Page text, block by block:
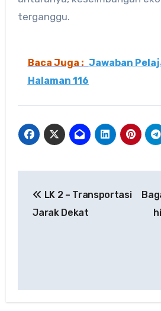
terganggu.
Baca Juga : Jawaban
Halaman 116
pos
LK 2 – Transportasi
Jarak Dekat